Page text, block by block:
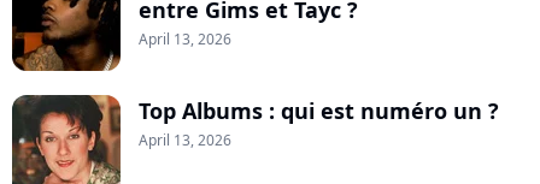
entre Gims et Tayc ?
April 13, 2026
Top Albums : qui est numéro un ?
April 13, 2026